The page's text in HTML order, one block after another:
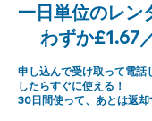
一日単位のレン
わずか£1.67
申し込んで受け取って電話
したらすぐに使える！
30日間使って、あとは返却